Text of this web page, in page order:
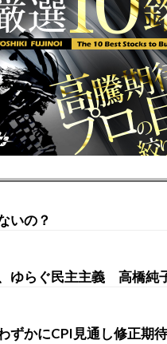
いの？
ゆらぐ民主主義 高橋純
ずかにCPI見通し修正